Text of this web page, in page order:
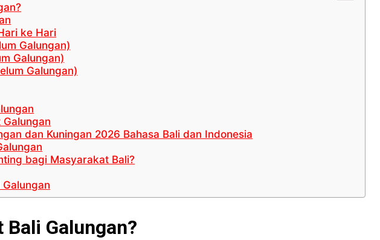
ke Hari
Galungan)
Galungan)
Galungan)
dan Kuningan 2026 Bahasa Bali dan Indonesia
bagi Masyarakat Bali?
Bali Galungan?